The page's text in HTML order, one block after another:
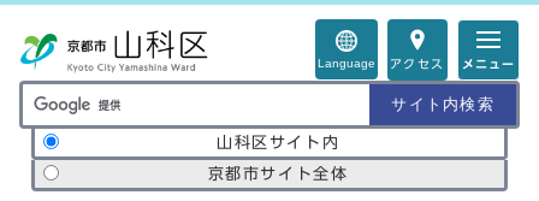
Language アクセス メニュー
サイト内検索の範囲
山科区サイト内
京都市サイト全体